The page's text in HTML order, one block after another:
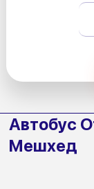
Автобус
Мешхед